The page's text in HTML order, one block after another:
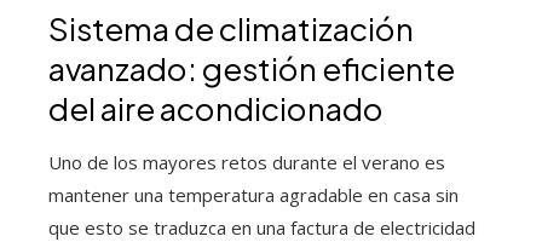
Sistema de climatización
avanzado: gestión eficiente
del aire acondicionado
Uno de los mayores retos durante el verano es
mantener una temperatura agradable en casa sin
que esto se traduzca en una factura de electricidad